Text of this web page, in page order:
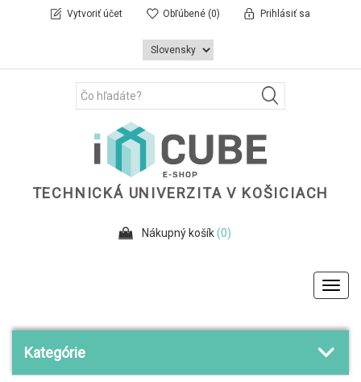
Vytvoriť účet Obľúbené (0) Prihlásiť sa
TECHNICKÁ UNIVERZITA V KOŠICIACH
Nákupný košík(0)
Kategórie